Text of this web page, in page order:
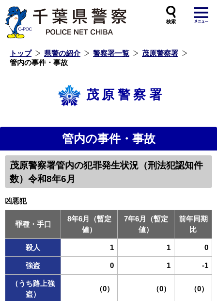
トップ 県警の紹介 警察署一覧
茂原警察署
管内の事件・事故
茂原警察署
管内の事件・事故
茂原警察署管内の犯罪発生状況（刑法犯認知件
数）令和8年6月
凶悪犯
罪種・手口
8年6月（暫定
値）
7年6月（暫定
値）
前年同期
比
殺人 1 1 0
強盗 0 1 -1
（うち路上強
盗）
（0） （0） （0）